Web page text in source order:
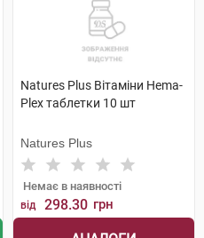
Natures Plus Вітаміни Hema-
Plex таблетки 10 шт
Natures Plus
Немає в наявності
від 298.30 грн